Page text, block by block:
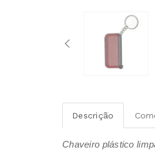
Descrição
Chaveiro plástico